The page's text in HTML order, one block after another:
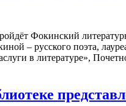
Фокинский
– русского поэта,
в литературе»,